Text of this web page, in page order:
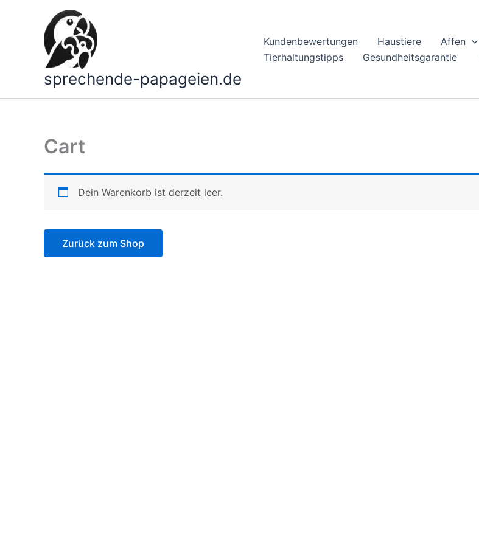
sprechende-papageien.de
Kundenbewertungen Haustiere Affen
Tierhaltungstipps
Gesundheitsgarantie
Cart
Dein Warenkorb ist derzeit leer.
Zurück zum Shop